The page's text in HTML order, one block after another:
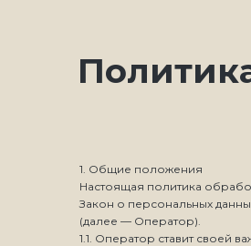
1. Общие положения
Настоящая политика
Закон о персональных
(далее — Оператор).
1.1. Оператор ставит своей